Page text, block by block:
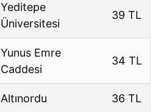
Yeditepe
Üniversitesi
39 TL
Yunus Emre
Caddesi
34 TL
Altınordu 36 TL